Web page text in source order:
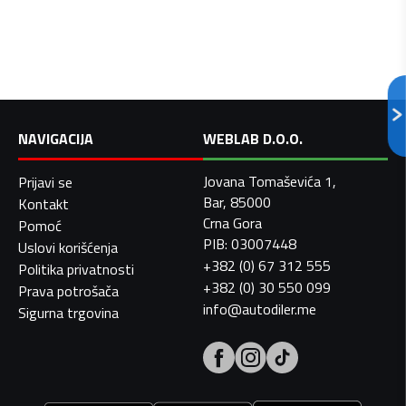
NAVIGACIJA
Prijavi se
Kontakt
Pomoć
Uslovi korišćenja
Politika privatnosti
Prava potrošača
Sigurna trgovina
WEBLAB D.O.O.
Jovana Tomaševića 1,
Bar, 85000
Crna Gora
PIB: 03007448
+382 (0) 67 312 555
+382 (0) 30 550 099
info@autodiler.me